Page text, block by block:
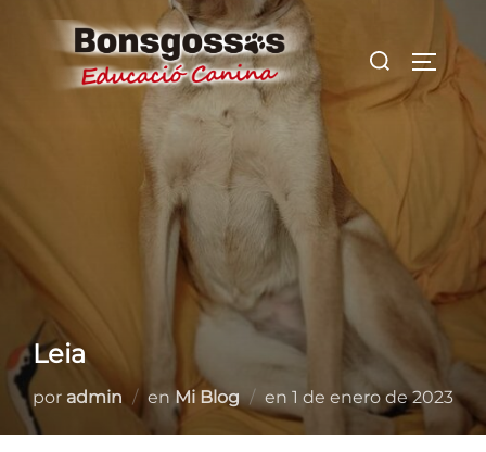
contenido
Buscar:
Leia
por admin enMi Blog en Publicado
el
1 de enero de 2023